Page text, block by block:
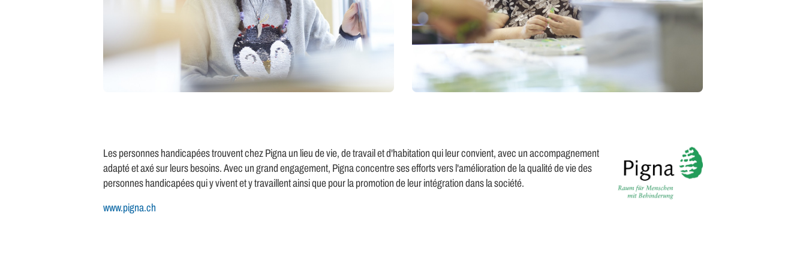
Les personnes handicapées trouvent chez Pigna un lieu de vie, de travail et d'habitation qui leur convient, avec un accompagnement
adapté et axé sur leurs besoins. Avec un grand engagement, Pigna concentre ses efforts vers l'amélioration de la qualité de vie des
personnes handicapées qui y vivent et y travaillent ainsi que pour la promotion de leur intégration dans la société.
www.pigna.ch